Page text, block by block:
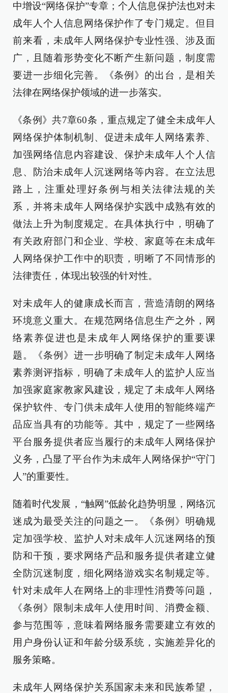
中增设“网络保护”专章；个人信息保护法也对未
成年人个人信息网络保护作了专门规定。但目
前来看，未成年人网络保护专业性强、涉及面
广，且随着形势变化不断产生新问题，制度需
要进一步细化完善。《条例》的出台，是相关
法律在网络保护领域的进一步落实。
《条例》共7章60条，重点规定了健全未成年人
网络保护体制机制、促进未成年人网络素养、
加强网络信息内容建设、保护未成年人个人信
息、防治未成年人沉迷网络等内容。在立法思
路上，注重处理好条例与相关法律法规的关
系，并将未成年人网络保护实践中成熟有效的
做法上升为制度规定。在具体执行中，明确了
有关政府部门和企业、学校、家庭等在未成年
人网络保护工作中的职责，明晰了不同情形的
法律责任，体现出较强的针对性。
对未成年人的健康成长而言，营造清朗的网络
环境意义重大。在规范网络信息生产之外，网
络素养促进也是未成年人网络保护的重要课
题。《条例》进一步明确了制定未成年人网络
素养测评指标，明确了未成年人的监护人应当
加强家庭家教家风建设，规定了未成年人网络
保护软件、专门供未成年人使用的智能终端产
品应当具有的功能等。其中，规定了一些网络
平台服务提供者应当履行的未成年人网络保护
义务，凸显了平台作为未成年人网络保护“守门
人”的重要性。
随着时代发展，“触网”低龄化趋势明显，网络沉
迷成为最受关注的问题之一。《条例》明确规
定加强学校、监护人对未成年人沉迷网络的预
防和干预，要求网络产品和服务提供者建立健
全防沉迷制度，细化网络游戏实名制规定等。
针对未成年人在网络上的非理性消费等问题，
《条例》限制未成年人使用时间、消费金额、
参与范围等，意味着网络服务需要建立有效的
用户身份认证和年龄分级系统，实施差异化的
服务策略。
未成年人网络保护关系国家未来和民族希望，